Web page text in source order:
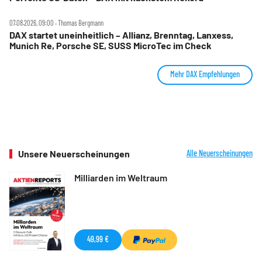
07.08.2026, 09:00 ‧ Thomas Bergmann
DAX startet uneinheitlich – Allianz, Brenntag, Lanxess,
Munich Re, Porsche SE, SUSS MicroTec im Check
Mehr DAX Empfehlungen
Unsere Neuerscheinungen Alle Neuerscheinungen
Milliarden im Weltraum
49,99 €